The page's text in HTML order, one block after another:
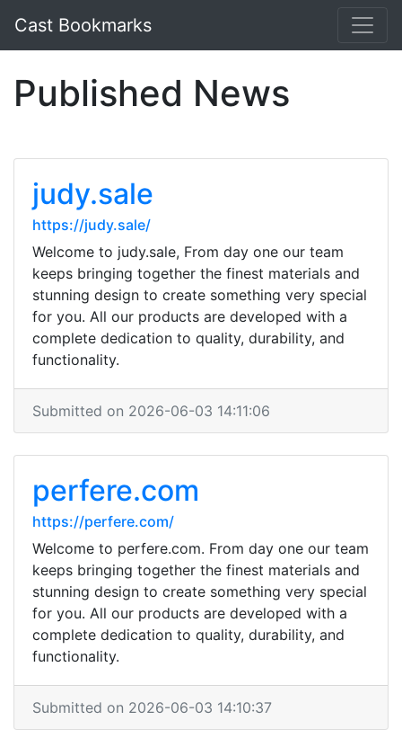
Cast Bookmarks
Published News
judy.sale
https://judy.sale/
Welcome to judy.sale, From day one our team
keeps bringing together the finest materials and
stunning design to create something very special
for you. All our products are developed with a
complete dedication to quality, durability, and
functionality.
Submitted on 2026-06-03 14:11:06
perfere.com
https://perfere.com/
Welcome to perfere.com. From day one our team
keeps bringing together the finest materials and
stunning design to create something very special
for you. All our products are developed with a
complete dedication to quality, durability, and
functionality.
Submitted on 2026-06-03 14:10:37